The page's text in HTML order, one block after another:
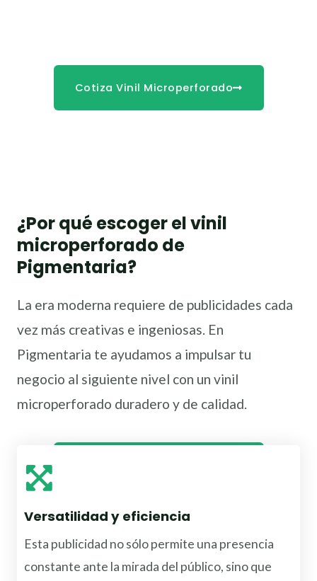
Cotiza Vinil Microperforado
¿Por qué escoger el vinil
microperforado de
Pigmentaria?
La era moderna requiere de publicidades cada
vez más creativas e ingeniosas. En
Pigmentaria te ayudamos a impulsar tu
negocio al siguiente nivel con un vinil
microperforado duradero y de calidad.
Versatilidad y eficiencia
Esta publicidad no sólo permite una presencia
constante ante la mirada del público, sino que